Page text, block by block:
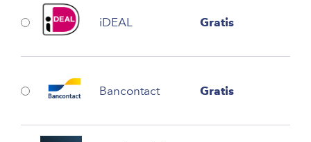
iDEAL Gratis
Bancontact Gratis